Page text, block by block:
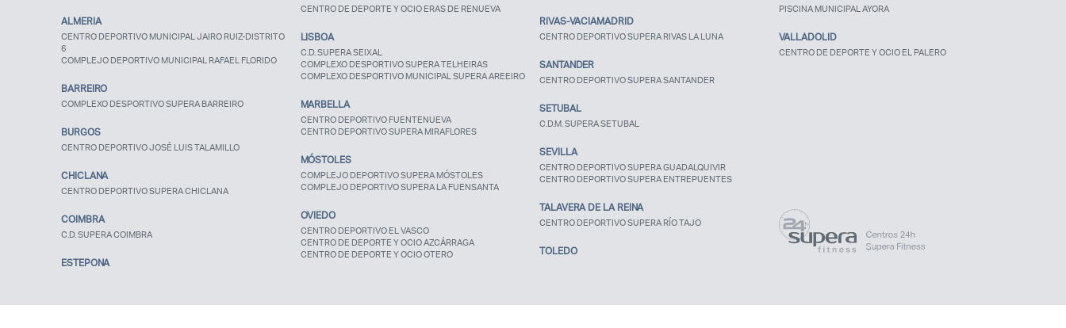
ALMERIA
CENTRO DEPORTIVO MUNICIPAL JAIRO RUIZ-DISTRITO
6
COMPLEJO DEPORTIVO MUNICIPAL RAFAEL FLORIDO
BARREIRO
COMPLEXO DESPORTIVO SUPERA BARREIRO
BURGOS
CENTRO DEPORTIVO JOSÉ LUIS TALAMILLO
CHICLANA
CENTRO DEPORTIVO SUPERA CHICLANA
COIMBRA
C.D. SUPERA COIMBRA
ESTEPONA
CENTRO DE DEPORTE Y OCIO ERAS DE RENUEVA
LISBOA
C.D. SUPERA SEIXAL
COMPLEXO DESPORTIVO SUPERA TELHEIRAS
COMPLEXO DESPORTIVO MUNICIPAL SUPERA AREEIRO
MARBELLA
CENTRO DEPORTIVO FUENTENUEVA
CENTRO DEPORTIVO SUPERA MIRAFLORES
MÓSTOLES
COMPLEJO DEPORTIVO SUPERA MÓSTOLES
COMPLEJO DEPORTIVO SUPERA LA FUENSANTA
OVIEDO
CENTRO DEPORTIVO EL VASCO
CENTRO DE DEPORTE Y OCIO AZCÁRRAGA
CENTRO DE DEPORTE Y OCIO OTERO
RIVAS-VACIAMADRID
CENTRO DEPORTIVO SUPERA RIVAS LA LUNA
SANTANDER
CENTRO DEPORTIVO SUPERA SANTANDER
SETUBAL
C.D.M. SUPERA SETUBAL
SEVILLA
CENTRO DEPORTIVO SUPERA GUADALQUIVIR
CENTRO DEPORTIVO SUPERA ENTREPUENTES
TALAVERA DE LA REINA
CENTRO DEPORTIVO SUPERA RÍO TAJO
TOLEDO
PISCINA MUNICIPAL AYORA
VALLADOLID
CENTRO DE DEPORTE Y OCIO EL PALERO